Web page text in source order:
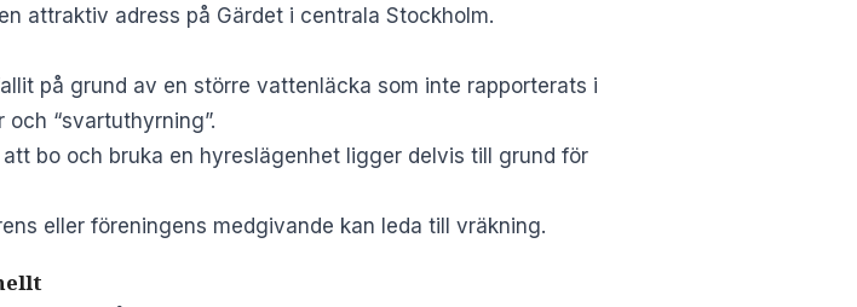
attraktiv adress på Gärdet i centrala Stockholm.
på grund av en större vattenläcka som inte rapporterats i
“svartuthyrning”.
bo och bruka en hyreslägenhet ligger delvis till grund för
eller föreningens medgivande kan leda till vräkning.